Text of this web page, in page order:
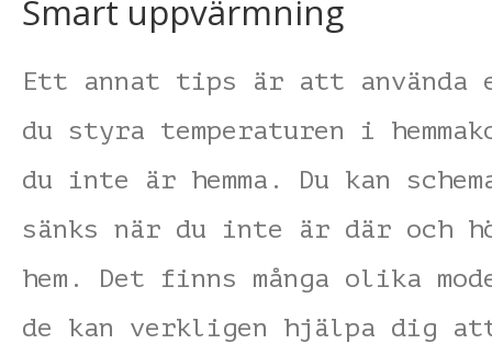
Smart uppvärmning
Ett annat tips är att använda
du styra temperaturen i
du inte är hemma. Du kan
sänks när du inte är där och
hem. Det finns många olika
de kan verkligen hjälpa dig